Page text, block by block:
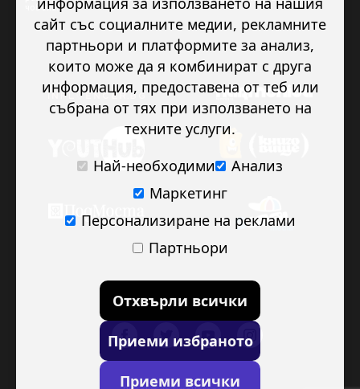
човека.
сайт със социалните медии, рекламните
партньори и платформите за анализ,
които може да я комбинират с друга
информация, предоставена от теб или
събрана от тях при използването на
техните услуги.
Най-необходими
Анализ
Маркетинг
Персонализиране на реклами
Партньори
Отхвърли всички
Приеми избраното
Приеми всички